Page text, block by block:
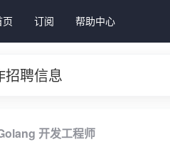
页 订阅 帮助中心
招聘信息
开发工程师